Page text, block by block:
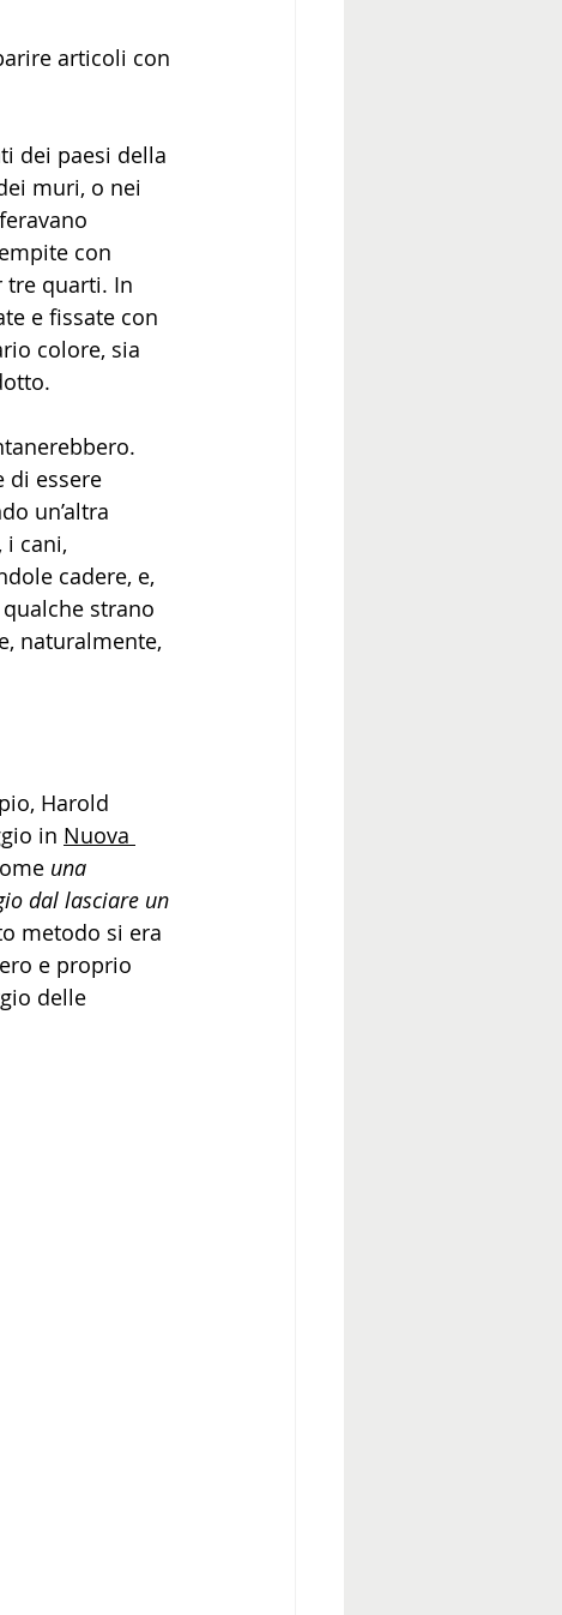
articoli con
dei paesi della
muri, o nei
con
tre quarti. In
e fissate con
colore, sia
di essere
un’altra
i cani,
cadere, e,
strano
naturalmente,
Harold
in Nuova
una
dal lasciare un
metodo si era
e proprio
delle